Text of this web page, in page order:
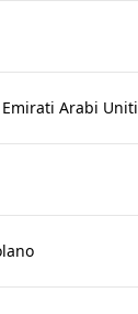
Arabi Uniti